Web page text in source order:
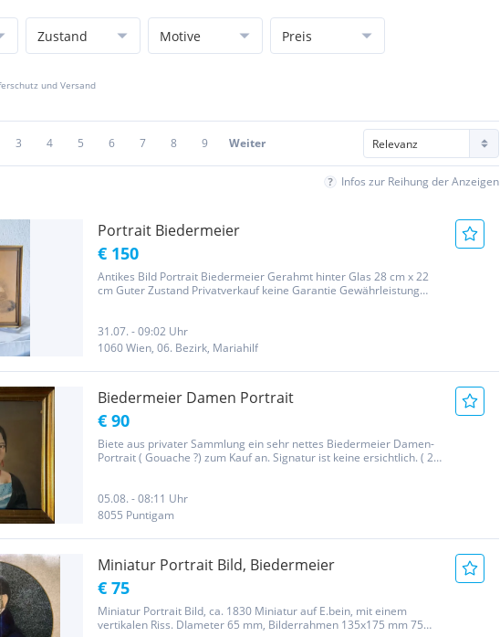
Zustand Motive Preis
und Versand
3 4 5 6 7 8 9 Weiter
Infos zur Reihung der Anzeigen
Portrait Biedermeier
€ 150
Antikes Bild Portrait Biedermeier Gerahmt hinter Glas 28 cm x 22
cm Guter Zustand Privatverkauf keine Garantie Gewährleistung
31.07. - 09:02 Uhr
1060 Wien, 06. Bezirk, Mariahilf
Biedermeier Damen Portrait
€ 90
Biete aus privater Sammlung ein sehr nettes Biedermeier Damen-
Portrait ( Gouache ?) zum Kauf an. Signatur ist keine ersichtlich. ( 28
05.08. - 08:11 Uhr
8055 Puntigam
Miniatur Portrait Bild, Biedermeier
€ 75
Miniatur Portrait Bild, ca. 1830 Miniatur auf E.bein, mit einem
vertikalen Riss. DIameter 65 mm, Bilderrahmen 135x175 mm 75